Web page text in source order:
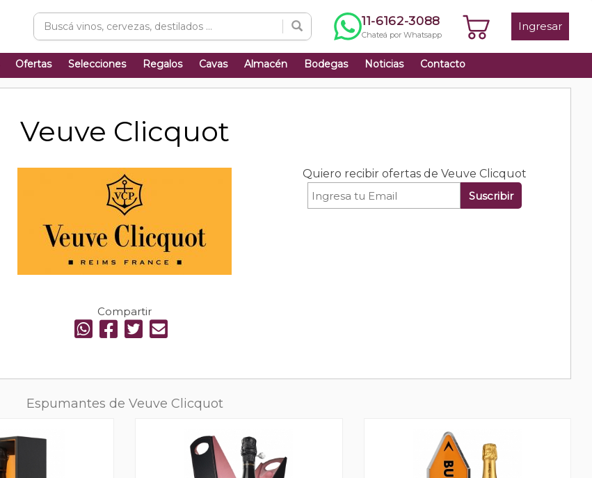
11-6162-3088
Chateá por Whatsapp
Ingresar
Ofertas Selecciones Regalos Cavas Almacén Bodegas Noticias Contacto
Veuve Clicquot
Compartir
Quiero recibir ofertas de Veuve Clicquot
Suscribir
Espumantes de Veuve Clicquot